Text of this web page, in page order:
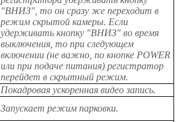
"ВНИЗ", то он сразу же переходит в
режим скрытой камеры. Если
удерживать кнопку "ВНИЗ" во время
выключения, то при следующем
включении (не важно, по кнопке POWER
или при подаче питания) регистратор
перейдет в скрытный режим.
Покадровая ускоренная видео запись.
Запускает режим парковки.